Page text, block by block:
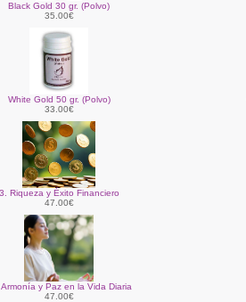
Black Gold 30 gr. (Polvo)
35.00€
White Gold 50 gr. (Polvo)
33.00€
3. Riqueza y Éxito Financiero
47.00€
Armonía y Paz en la Vida Diaria
47.00€